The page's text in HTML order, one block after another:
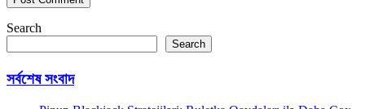
Search
Search
সর্বশেষ সংবাদ